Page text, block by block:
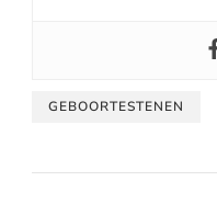
GEBOORTESTENEN